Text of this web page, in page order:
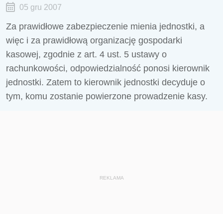
05 gru 2007
Za prawidłowe zabezpieczenie mienia jednostki, a
więc i za prawidłową organizację gospodarki
kasowej, zgodnie z art. 4 ust. 5 ustawy o
rachunkowości, odpowiedzialność ponosi kierownik
jednostki. Zatem to kierownik jednostki decyduje o
tym, komu zostanie powierzone prowadzenie kasy.
REKLAMA